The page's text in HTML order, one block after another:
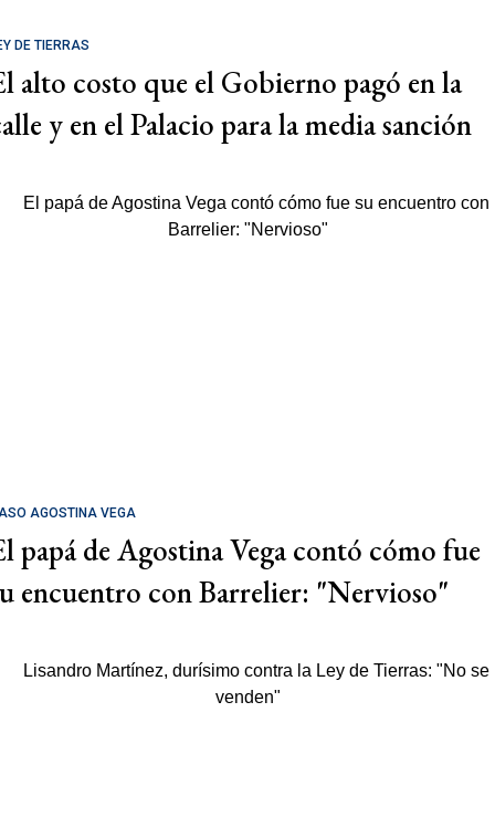
DE TIERRAS
alto costo que el Gobierno pagó en la
y en el Palacio para la media sanción
AGOSTINA VEGA
papá de Agostina Vega contó cómo fue
encuentro con Barrelier: "Nervioso"